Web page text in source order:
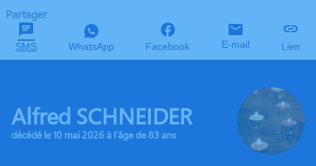
Partager
SMS WhatsApp Facebook E-mail Lien
Alfred SCHNEIDER
décédé le 10 mai 2026 à l'âge de 83 ans